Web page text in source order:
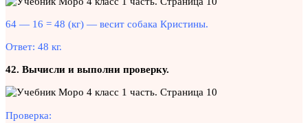
64 — 16 = 48 (кг) — весит собака Кристины.
Ответ: 48 кг.
42. Вычисли и выполни проверку.
Проверка: